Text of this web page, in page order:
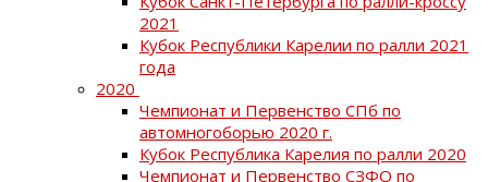
2021
Кубок Республики Карелии по ралли 2021
года
2020
Чемпионат и Первенство СПб по
автомногоборью 2020 г.
Кубок Республика Карелия по ралли 2020
Чемпионат и Первенство СЗФО по